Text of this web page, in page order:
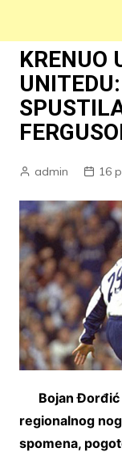
KRENUO
admin 16
Bojan
regionalnog
spomena,